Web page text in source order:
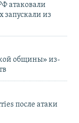
атаковали
запускали из
общины» из-
после атаки